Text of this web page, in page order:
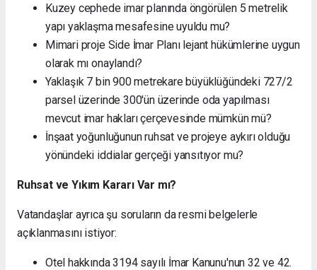
Kuzey cephede imar planında öngörülen 5 metrelik
yapı yaklaşma mesafesine uyuldu mu?
Mimari proje Side İmar Planı lejant hükümlerine uygun
olarak mı onaylandı?
Yaklaşık 7 bin 900 metrekare büyüklüğündeki 727/2
parsel üzerinde 300'ün üzerinde oda yapılması
mevcut imar hakları çerçevesinde mümkün mü?
İnşaat yoğunluğunun ruhsat ve projeye aykırı olduğu
yönündeki iddialar gerçeği yansıtıyor mu?
Ruhsat ve Yıkım Kararı Var mı?
Vatandaşlar ayrıca şu soruların da resmi belgelerle
açıklanmasını istiyor:
Otel hakkında 3194 sayılı İmar Kanunu'nun 32 ve 42.